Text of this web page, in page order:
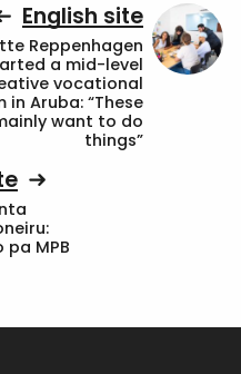
English site
Reppenhagen
a mid-level
vocational
in Aruba: “These
want to do
things”
MPB